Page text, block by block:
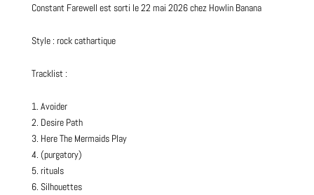
Constant Farewell est sorti le 22 mai 2026 chez Howlin Banana
Style : rock cathartique
Tracklist :
1. Avoider
2. Desire Path
3. Here The Mermaids Play
4. (purgatory)
5. rituals
6. Silhouettes